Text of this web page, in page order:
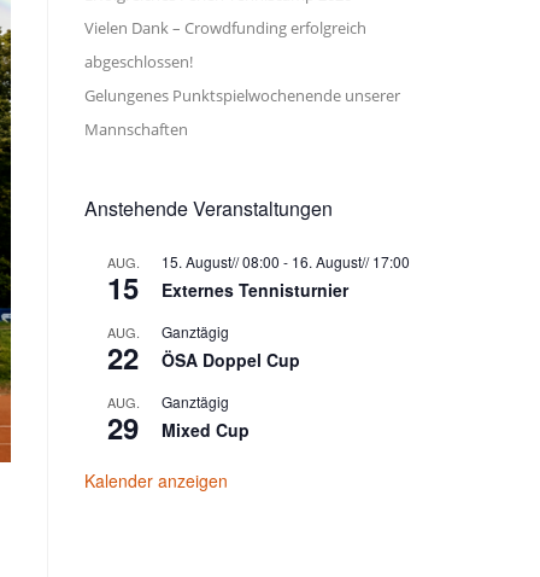
Vielen Dank – Crowdfunding erfolgreich
abgeschlossen!
Gelungenes Punktspielwochenende unserer
Mannschaften
Anstehende Veranstaltungen
AUG.
15
15. August// 08:00 - 16. August// 17:00
Externes Tennisturnier
AUG.
22
Ganztägig
ÖSA Doppel Cup
AUG.
29
Ganztägig
Mixed Cup
Kalender anzeigen